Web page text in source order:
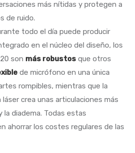
más nítidas y protegen a
de ruido.
todo el día puede producir
en el núcleo del diseño, los
son más robustos que otros
de micrófono en una única
rompibles, mientras que la
crea unas articulaciones más
la diadema. Todas estas
ahorrar los costes regulares de las